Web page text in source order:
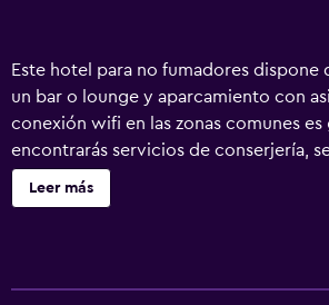
Este hotel para no fumadores dispone
un bar o lounge y aparcamiento con
conexión wifi en las zonas comunes es
encontrarás servicios de conserjería,
y servicio de recepción 24 horas. The
33 alojamientos con minibar y caja
Leer más